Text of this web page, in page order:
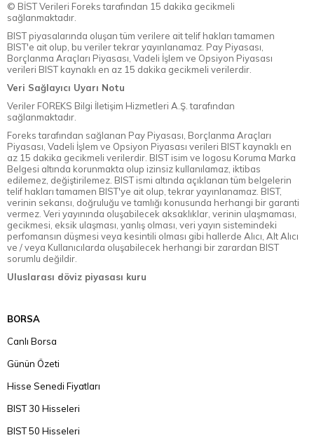
© BİST Verileri Foreks tarafından 15 dakika gecikmeli
sağlanmaktadır.
BIST piyasalarında oluşan tüm verilere ait telif hakları tamamen
BIST'e ait olup, bu veriler tekrar yayınlanamaz. Pay Piyasası,
Borçlanma Araçları Piyasası, Vadeli İşlem ve Opsiyon Piyasası
verileri BIST kaynaklı en az 15 dakika gecikmeli verilerdir.
Veri Sağlayıcı Uyarı Notu
Veriler FOREKS Bilgi İletişim Hizmetleri A.Ş. tarafından
sağlanmaktadır.
Foreks tarafından sağlanan Pay Piyasası, Borçlanma Araçları
Piyasası, Vadeli İşlem ve Opsiyon Piyasası verileri BIST kaynaklı en
az 15 dakika gecikmeli verilerdir. BIST isim ve logosu Koruma Marka
Belgesi altında korunmakta olup izinsiz kullanılamaz, iktibas
edilemez, değiştirilemez. BIST ismi altında açıklanan tüm belgelerin
telif hakları tamamen BIST'ye ait olup, tekrar yayınlanamaz. BIST,
verinin sekansı, doğruluğu ve tamlığı konusunda herhangi bir garanti
vermez. Veri yayınında oluşabilecek aksaklıklar, verinin ulaşmaması,
gecikmesi, eksik ulaşması, yanlış olması, veri yayın sistemindeki
perfomansın düşmesi veya kesintili olması gibi hallerde Alıcı, Alt Alıcı
ve / veya Kullanıcılarda oluşabilecek herhangi bir zarardan BIST
sorumlu değildir.
Uluslarası döviz piyasası kuru
BORSA
Canlı Borsa
Günün Özeti
Hisse Senedi Fiyatları
BIST 30 Hisseleri
BIST 50 Hisseleri